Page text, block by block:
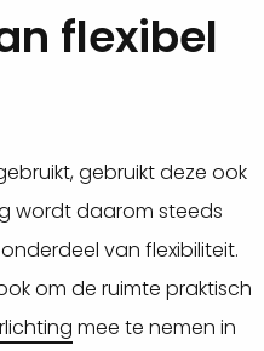
flexibel
gebruikt deze ook
wordt daarom steeds
van flexibiliteit.
om de ruimte praktisch
mee te nemen in